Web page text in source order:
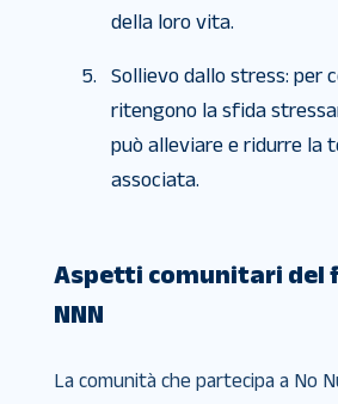
della loro vita.
Sollievo dallo stress: per
ritengono la sfida
può alleviare e ridurre la
associata.
Aspetti comunitari del
NNN
La comunità che partecipa a No